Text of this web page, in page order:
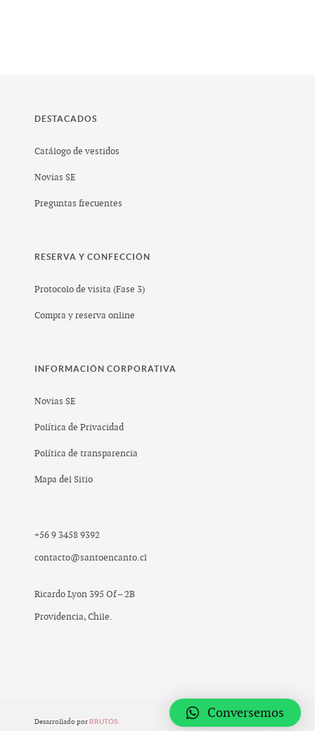
DESTACADOS
Catálogo de vestidos
Novias SE
Preguntas frecuentes
RESERVA Y CONFECCIÓN
Protocolo de visita (Fase 3)
Compra y reserva online
INFORMACIÓN CORPORATIVA
Novias SE
Política de Privacidad
Política de transparencia
Mapa del Sitio
+56 9 3458 9392
contacto@santoencanto.cl
Ricardo Lyon 395 Of – 2B
Providencia, Chile.
Desarrollado porBRUTOS;
Conversemos